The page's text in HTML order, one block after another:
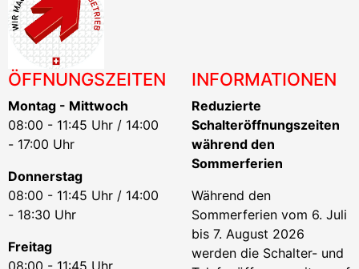
ÖFFNUNGSZEITEN
Montag - Mittwoch
08:00 - 11:45 Uhr / 14:00
- 17:00 Uhr
Donnerstag
08:00 - 11:45 Uhr / 14:00
- 18:30 Uhr
Freitag
INFORMATIONEN
Reduzierte
Schalteröffnungszeiten
während den
Sommerferien
Während den
Sommerferien vom 6. Juli
bis 7. August 2026
werden die Schalter- und